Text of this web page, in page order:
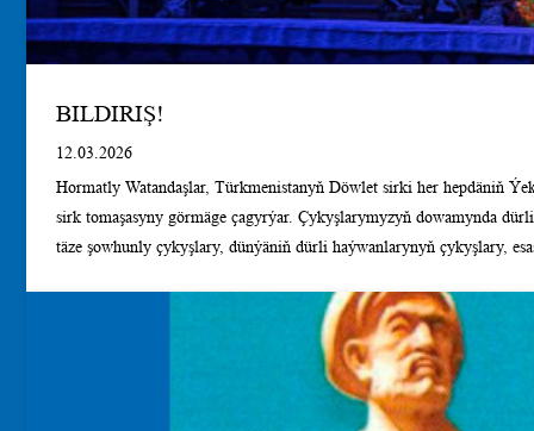
BILDIRIŞ!
12.03.2026
Hormatly Watandaşlar, Türkmenistanyň Döwlet sirki her hepdäniň
sirk tomaşasyny görmäge çagyrýar. Çykyşlarymyzyň dowamynda
täze şowhunly çykyşlary, dünýäniň dürli haýwanlarynyň çykyşlary,
milli sirk oýunlar toparynyň ýaş zehinleriniň çykyşlary görkeziler.